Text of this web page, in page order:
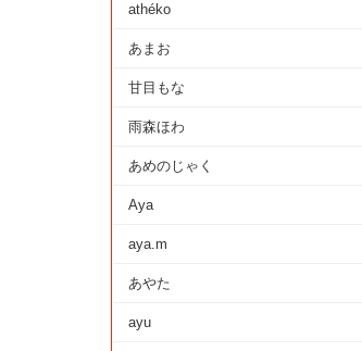
athéko
あまお
甘目もな
雨森ほわ
あめのじゃく
Aya
aya.m
あやた
ayu